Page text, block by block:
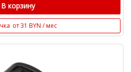
В корзину
от 31 BYN / мес